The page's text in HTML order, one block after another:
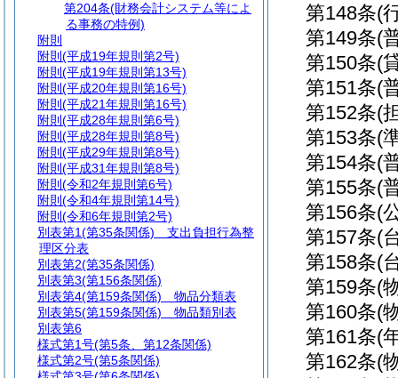
第148条(
第149条(
第150条(
第151条(
第152条(
第153条(
第154条(
第155条(
第156条(
第157条(
第158条(
第159条(
第160条(
第161条(
第162条(
第204条(財務会計システム等によ
る事務の特例)
附則
附則 (平成19年規則第2号)
附則 (平成19年規則第13号)
附則 (平成20年規則第16号)
附則 (平成21年規則第16号)
附則 (平成28年規則第6号)
附則 (平成28年規則第8号)
附則 (平成29年規則第8号)
附則 (平成31年規則第8号)
附則 (令和2年規則第6号)
附則 (令和4年規則第14号)
附則 (令和6年規則第2号)
別表第1(第35条関係) 支出負担行為整
理区分表
別表第2(第35条関係)
別表第3(第156条関係)
別表第4(第159条関係) 物品分類表
別表第5(第159条関係) 物品類別表
別表第6
様式第1号(第5条、第12条関係)
様式第2号(第5条関係)